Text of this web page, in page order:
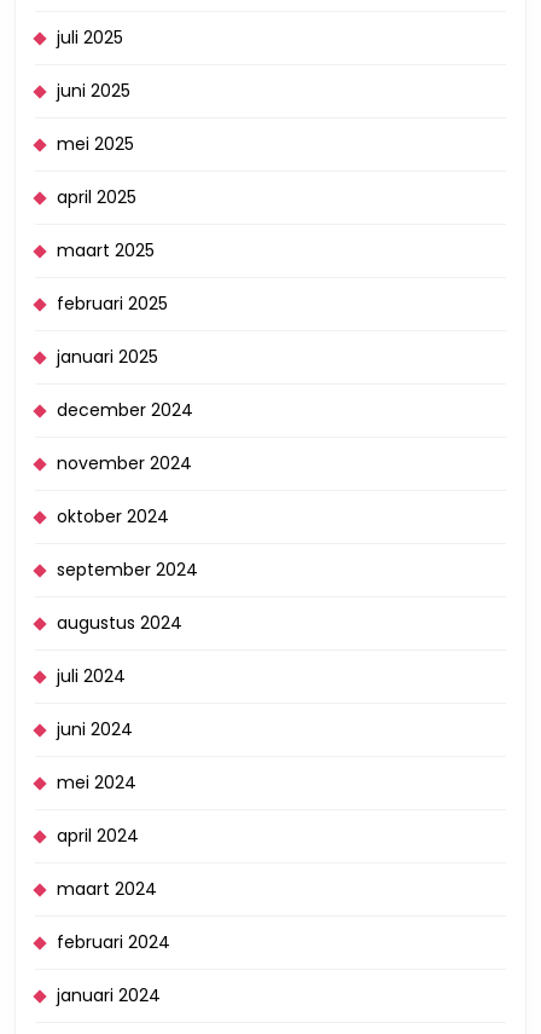
juli 2025
juni 2025
mei 2025
april 2025
maart 2025
februari 2025
januari 2025
december 2024
november 2024
oktober 2024
september 2024
augustus 2024
juli 2024
juni 2024
mei 2024
april 2024
maart 2024
februari 2024
januari 2024